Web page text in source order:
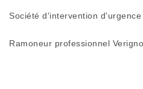
Société d'intervention
Ramoneur professionnel